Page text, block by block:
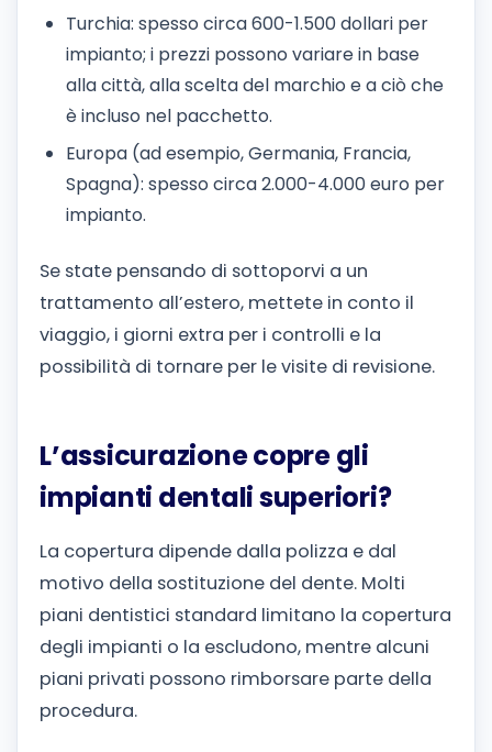
Turchia: spesso circa 600-1.500 dollari per
impianto; i prezzi possono variare in base
alla città, alla scelta del marchio e a ciò che
è incluso nel pacchetto.
Europa (ad esempio, Germania, Francia,
Spagna): spesso circa 2.000-4.000 euro per
impianto.
Se state pensando di sottoporvi a un
trattamento all’estero, mettete in conto il
viaggio, i giorni extra per i controlli e la
possibilità di tornare per le visite di revisione.
L’assicurazione copre gli
impianti dentali superiori?
La copertura dipende dalla polizza e dal
motivo della sostituzione del dente. Molti
piani dentistici standard limitano la copertura
degli impianti o la escludono, mentre alcuni
piani privati possono rimborsare parte della
procedura.